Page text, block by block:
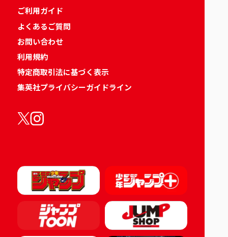
ご利用ガイド
よくあるご質問
お問い合わせ
利用規約
特定商取引法に基づく表示
集英社プライバシーガイドライン